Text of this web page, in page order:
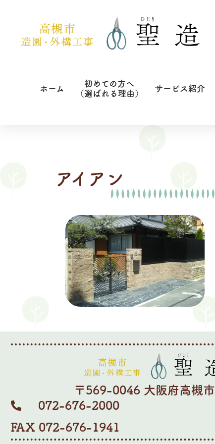
ホーム
初めての方へ
（選ばれる理由）
サービス紹介
アイアン
〒569-0046 大阪府高槻
072-676-2000
FAX 072-676-1941